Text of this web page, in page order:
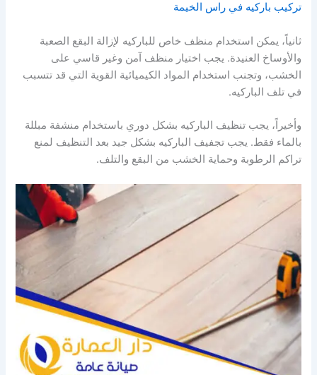
تركيب باركيه في راس الخيمة
ثانياً، يمكن استخدام منظف خاص للباركيه لإزالة البقع الصعبة
والأوساخ العنيدة. يجب اختيار منظف آمن وغير قاسي على
الخشب، وتجنب استخدام المواد الكيميائية القوية التي قد تتسبب
في تلف الباركيه.
وأخيراً، يجب تنظيف الباركيه بشكل دوري باستخدام منشفة مبللة
بالماء فقط. يجب تجفيف الباركيه بشكل جيد بعد التنظيف لمنع
تراكم الرطوبة وحماية الخشب من البقع والتلف.